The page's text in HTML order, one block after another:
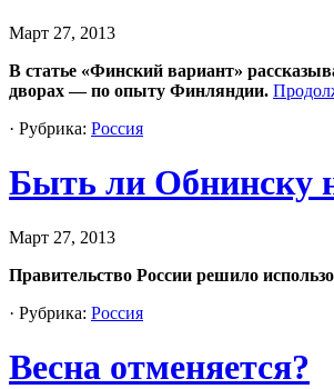
Март 27, 2013
В статье «Финский вариант»
дворах — по опыту Финляндии.
· Рубрика: Россия
Быть ли Обнинску
Март 27, 2013
Правительство России решило
· Рубрика: Россия
Весна отменяется?